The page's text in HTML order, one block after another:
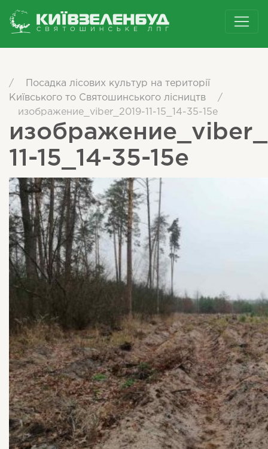
/
Посадка лісових культур на території
Київського то Святошинського лісництв
/
изображение_viber_2019-11-15_14-35-15е
11-15_14-35-15е